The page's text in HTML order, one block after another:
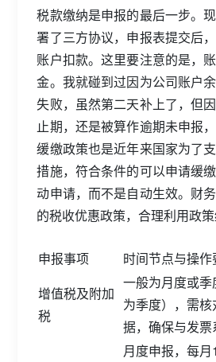
税款缴纳是申报的最后一步。
署了三方协议，申报表提交后
账户扣款。这里要注意的是，
金。我就碰到过因为公司账户
失败，虽然第二天补上了，但
止期，还是被算作逾期未申报
缓缴政策也是近年来国家为了
措施，符合条件的可以申请缓
动申请，而不是自动生效。财
的税收优惠政策，合理利用政策
申报事项
时间节点与操作
增值税及附加
税
一般为月度或
为季度），需
据，确保与发票
月度申报，每